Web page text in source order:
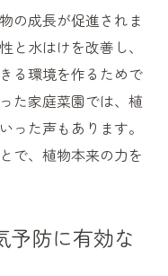
の成長が促進されま
と水はけを改善し、
る環境を作るためで
た家庭菜園では、植
った声もあります。
で、植物本来の力を
予防に有効な